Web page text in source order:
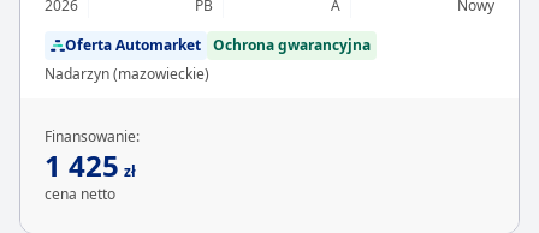
2026 PB A
Nowy
Oferta Automarket Ochrona gwarancyjna
Nadarzyn (mazowieckie)
Finansowanie:
1 425 zł
cena netto